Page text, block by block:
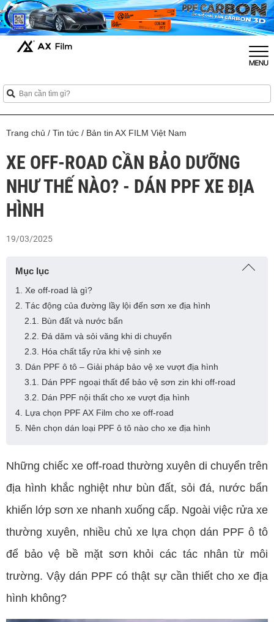
Trang chủ / Tin tức / Bản tin AX FILM Việt Nam
XE OFF-ROAD CẦN BẢO DƯỠNG
NHƯ THẾ NÀO? - DÁN PPF XE ĐỊA
HÌNH
19/03/2025
Mục lục
1. Xe off-road là gì?
2. Tác động của đường lầy lội đến sơn xe địa hình
2.1. Bùn đất và nước bẩn
2.2. Đá dăm và sỏi văng khi di chuyển
2.3. Hóa chất tẩy rửa khi vệ sinh xe
3. Dán PPF ô tô – Giải pháp bảo vệ xe vượt địa hình
3.1. Dán PPF ngoại thất để bảo vệ sơn zin khi off-road
3.2. Dán PPF nội thất cho xe vượt địa hình
4. Lựa chọn PPF AX Film cho xe off-road
5. Nên chọn dán loại PPF ô tô nào cho xe địa hình
Những chiếc xe off-road thường xuyên di chuyển trên
địa hình khắc nghiệt như bùn đất, sỏi đá, nước bẩn
khiến lớp sơn xe nhanh xuống cấp. Ngoài việc rửa xe
thường xuyên, nhiều chủ xe lựa chọn dán PPF ô tô
để bảo vệ bề mặt sơn khỏi các tác nhân từ môi
trường. Vậy dán PPF có thật sự cần thiết cho xe địa
hình không?